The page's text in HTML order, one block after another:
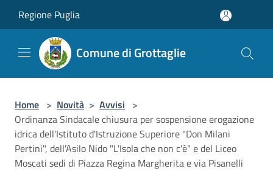
Regione Puglia
Comune di Grottaglie
Home > Novità > Avvisi >
Ordinanza Sindacale chiusura per sospensione erogazione
idrica dell'Istituto d'Istruzione Superiore "Don Milani
Pertini", dell'Asilo Nido "L'Isola che non c'è" e del Liceo
Moscati sedi di Piazza Regina Margherita e via Pisanelli